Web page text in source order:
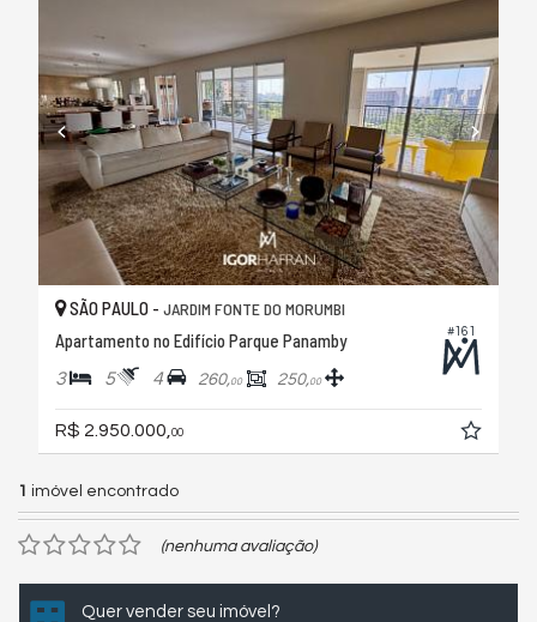
#161
SÃO PAULO - JARDIM FONTE DO MORUMBI
Apartamento no Edifício Parque Panamby
3 5 4 260,00 250,00
R$ 2.950.000, 00
1 imóvel encontrado
(nenhuma avaliação)
Quer vender seu imóvel?